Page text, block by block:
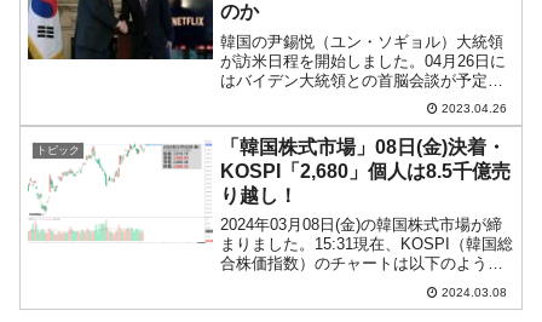
のか
韓国の尹錫悦（ユン・ソギョル）大統領
が訪米日程を開始しました。04月26日に
はバイデン大統領との首脳会談が予定さ
れています。それに先立ち、尹錫悦（ユ
ン・ソギョル）大統領は『Netflix』テッ
ド・サランドスCEOと会いました。
↑『Netfl...
2023.04.26
トピック
「韓国株式市場」08日(金)決着・
KOSPI「2,680」個人は8.5千億売
り越し！
2024年03月08日(金)の韓国株式市場が締
まりました。15:31現在、KOSPI（韓国総
合株価指数）のチャートは以下のように
『Investing.com』より引用）。陽線で締
2024.03.08